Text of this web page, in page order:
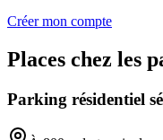
Créer mon compte
Places chez les
Parking résidentiel